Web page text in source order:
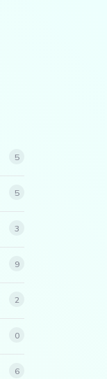
5
5
3
9
2
0
6